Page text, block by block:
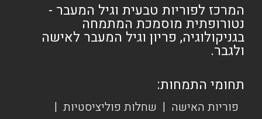
המרכז לפוריות טבעית וגיל המעבר -
נטורופתית מוסמכת המתמחה
בגניקולוגיה, פריון וגיל המעבר לאישה
ולגבר.
תחומי התמחות:
פוריות האישה | שחלות פוליציסטיות |